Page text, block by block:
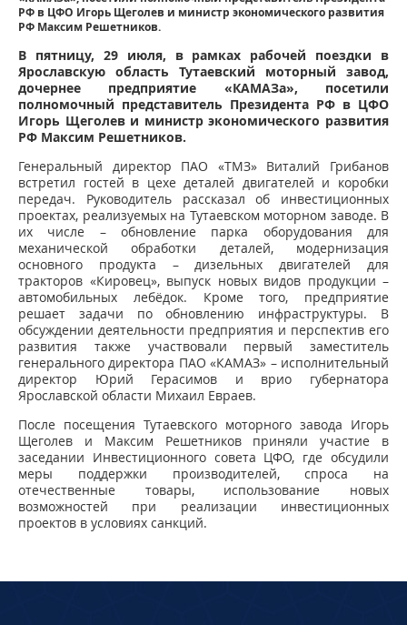
ФОТОГАЛЕРЕЯ
КОНТАКТНАЯ ИНФОРМАЦИЯ
РФ в ЦФО Игорь Щеголев и министр экономического развития
РФ Максим Решетников.
В пятницу, 29 июля, в рамках рабочей поездки в
Ярославскую область Тутаевский моторный завод,
дочернее предприятие «КАМАЗа», посетили
полномочный представитель Президента РФ в ЦФО
Игорь Щеголев и министр экономического развития
РФ Максим Решетников.
Генеральный директор ПАО «ТМЗ» Виталий Грибанов
встретил гостей в цехе деталей двигателей и коробки
передач. Руководитель рассказал об инвестиционных
проектах, реализуемых на Тутаевском моторном заводе. В
их числе – обновление парка оборудования для
механической обработки деталей, модернизация
основного продукта – дизельных двигателей для
тракторов «Кировец», выпуск новых видов продукции –
автомобильных лебёдок. Кроме того, предприятие
решает задачи по обновлению инфраструктуры. В
обсуждении деятельности предприятия и перспектив его
развития также участвовали первый заместитель
генерального директора ПАО «КАМАЗ» – исполнительный
директор Юрий Герасимов и врио губернатора
Ярославской области Михаил Евраев.
После посещения Тутаевского моторного завода Игорь
Щеголев и Максим Решетников приняли участие в
заседании Инвестиционного совета ЦФО, где обсудили
меры поддержки производителей, спроса на
отечественные товары, использование новых
возможностей при реализации инвестиционных
проектов в условиях санкций.